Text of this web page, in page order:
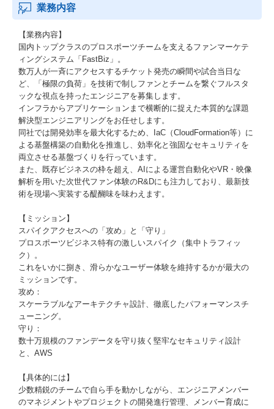
業務内容
【業務内容】
国内トップクラスのプロスポーツチームを支えるファンマーケテ
ィングシステム「FastBiz」。
数万人が一斉にアクセスするチケット発売の瞬間や試合当日な
ど、「極限の負荷」を技術で制しファンとチームを繋ぐフルスタ
ックな視点を持ったエンジニアを募集します。
インフラからアプリケーションまで横断的に捉えた本質的な課題
解決型エンジニアリングをお任せします。
同社では開発効率を最大化するため、IaC（CloudFormation等）に
よる基盤構築の自動化を推進し、効率化と強固なセキュリティを
両立させる基盤づくりを行っています。
また、既存ビジネスの枠を超え、AIによる運営自動化やVR・映像
解析を用いた次世代ファン体験のR&Dにも注力しており、最新技
術を現場へ実装する醍醐味を味わえます。
【ミッション】
スパイクアクセスへの「攻め」と「守り」
プロスポーツビジネス特有の激しいスパイク（集中トラフィッ
ク）。
これをいかに捌き、滑らかなユーザー体験を維持するかが最大の
ミッションです。
攻め：
スケーラブルなアーキテクチャ設計、徹底したパフォーマンスチ
ューニング。
守り：
数十万規模のファンデータを守り抜く堅牢なセキュリティ設計
と、AWS
【具体的には】
少数精鋭のチームで自ら手を動かしながら、エンジニアメンバー
のマネジメントやプロジェクトの開発進行管理、メンバー育成に